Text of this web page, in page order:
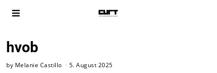
hvob
by Melanie Castillo 5. August 2025